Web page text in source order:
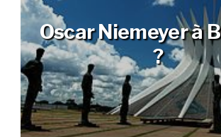
Oscar Niemeyer à
?